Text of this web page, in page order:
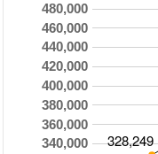
340,000
360,000
380,000
400,000
420,000
440,000
460,000
480,000
328,249